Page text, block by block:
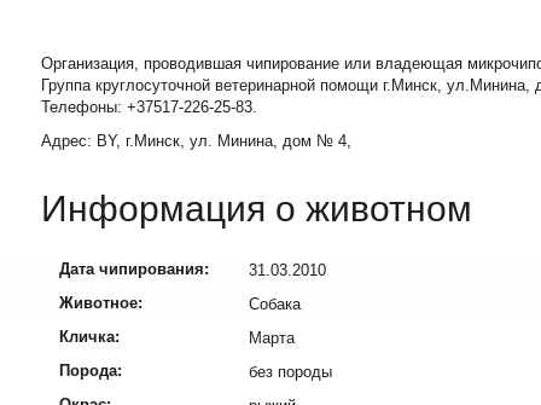
Организация, проводившая чипирование или владеющая
Группа круглосуточной ветеринарной помощи г.Минск,
Телефоны: +37517-226-25-83.
Адрес: BY, г.Минск, ул. Минина, дом № 4,
Информация о животном
Дата чипирования:
31.03.2010
Животное:
Собака
Кличка:
Марта
Порода:
без породы